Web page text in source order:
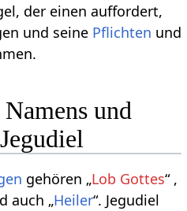
der einen auffordert,
und seine Pflichten und
und
gehören „Lob Gottes“ ,
auch „Heiler“. Jegudiel